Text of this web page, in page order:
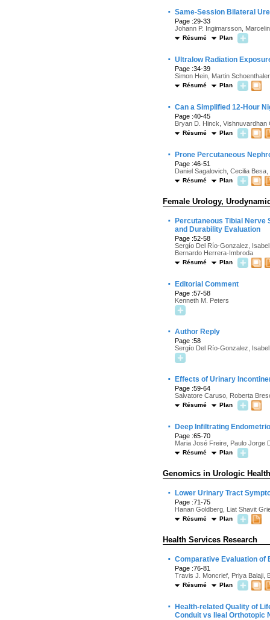
· Same-Session Bilateral
Page :29-33
Johann P. Ingimarsson,
Résumé Plan
· Ultralow Radiation
Page :34-39
Simon Hein, Martin
Résumé Plan
· Can a Simplified 12-Hour
Page :40-45
Bryan D. Hinck, Vishnuvardhan
Résumé Plan
· Prone Percutaneous
Page :46-51
Daniel Sagalovich, Cecilia
Résumé Plan
Female Urology,
·
Percutaneous Tibial
and Durability Evaluation
Page :52-58
Sergío Del Río-Gonzalez,
Bernardo Herrera-Imbroda
Résumé Plan
· Editorial Comment
Page :57-58
Kenneth M. Peters
· Author Reply
Page :58
Sergío Del Río-Gonzalez,
· Effects of Urinary
Page :59-64
Salvatore Caruso, Roberta
Résumé Plan
· Deep Infiltrating
Page :65-70
Maria José Freire, Paulo Jorge
Résumé Plan
Genomics in Urologic
· Lower Urinary Tract
Page :71-75
Hanan Goldberg, Liat Shavit
Résumé Plan
Health Services Research
· Comparative Evaluation of
Page :76-81
Travis J. Moncrief, Priya Balaji,
Résumé Plan
·
Health-related Quality of
Conduit vs Ileal Orthotopic